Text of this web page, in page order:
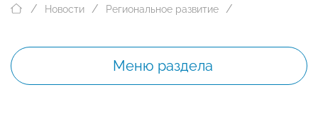
Новости Региональное развитие
Меню раздела